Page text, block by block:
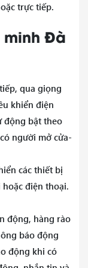
trực tiếp.
minh Đà
qua giọng
khiển điện
động bật theo
người mở cửa-
các thiết bị
điện thoại.
động, hàng rào
báo động
động khi có